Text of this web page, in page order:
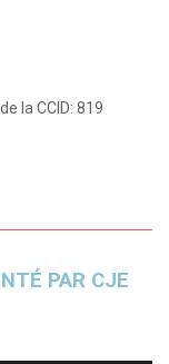
la CCID: 819
PAR CJE